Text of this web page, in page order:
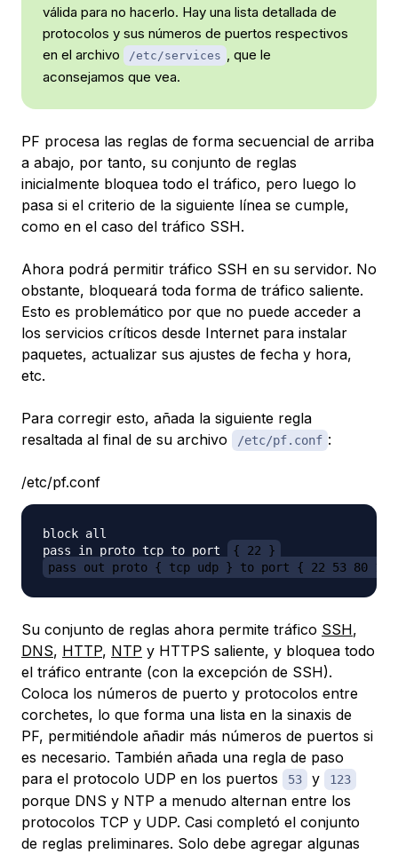
válida para no hacerlo. Hay una lista detallada de
protocolos y sus números de puertos respectivos
en el archivo
/etc/services
, que le
aconsejamos que vea.
PF procesa las reglas de forma secuencial de arriba
a abajo, por tanto, su conjunto de reglas
inicialmente bloquea todo el tráfico, pero luego lo
pasa si el criterio de la siguiente línea se cumple,
como en el caso del tráfico SSH.
Ahora podrá permitir tráfico SSH en su servidor. No
obstante, bloqueará toda forma de tráfico saliente.
Esto es problemático por que no puede acceder a
los servicios críticos desde Internet para instalar
paquetes, actualizar sus ajustes de fecha y hora,
etc.
Para corregir esto, añada la siguiente regla
resaltada al final de su archivo
/etc/pf.conf :
/etc/pf.conf
block all
pass in proto tcp to port
{ 22 }
pass out proto { tcp udp } to port { 22 53 80
Su conjunto de reglas ahora permite tráfico SSH,
DNS, HTTP, NTP y HTTPS saliente, y bloquea todo
el tráfico entrante (con la excepción de SSH).
Coloca los números de puerto y protocolos entre
corchetes, lo que forma una lista en la sinaxis de
PF, permitiéndole añadir más números de puertos si
es necesario. También añada una regla de paso
para el protocolo UDP en los puertos
53 y 123
porque DNS y NTP a menudo alternan entre los
protocolos TCP y UDP. Casi completó el conjunto
de reglas preliminares. Solo debe agregar algunas